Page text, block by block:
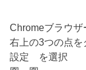
Chromeブラウザ
右上の3つの点
設定 を選択